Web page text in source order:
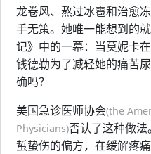
龙卷风、熬过冰雹和治愈
手无策。她唯一能想到的
记》中的一幕：当莫妮卡
钱德勒为了减轻她的痛苦
确吗？
美国急诊医师协会(the
Physicians)否认了这种做
蜇蛰伤的偏方，在缓解疼